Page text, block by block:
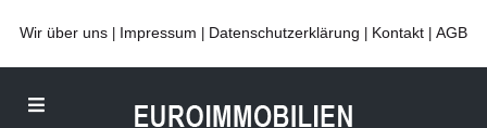
Wir über uns Impressum Datenschutzerklärung Kontakt AGB